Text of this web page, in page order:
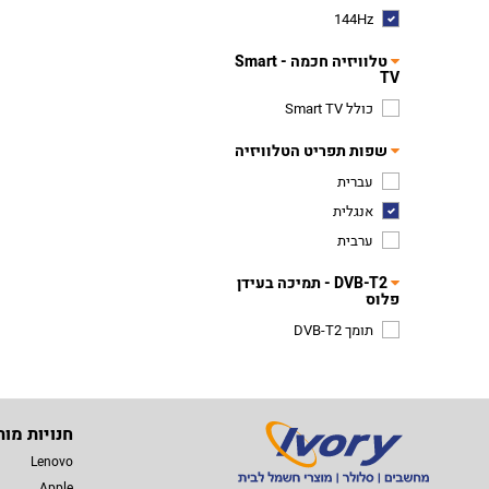
144Hz
טלוויזיה חכמה - Smart
TV
כולל Smart TV
שפות תפריט הטלוויזיה
עברית
אנגלית
ערבית
DVB-T2 - תמיכה בעידן
פלוס
תומך DVB-T2
חנויות
Lenovo